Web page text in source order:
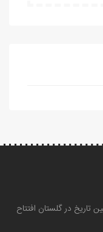
در گلستان افتتاح